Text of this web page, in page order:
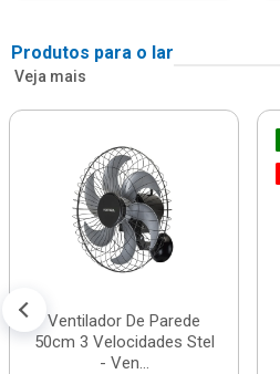
Produtos para o lar
Veja mais
Ventilador De Parede
50cm 3 Velocidades Stel
- Ven...